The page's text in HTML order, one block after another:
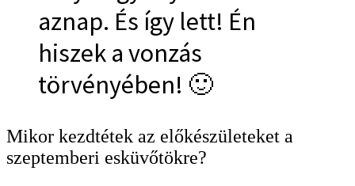
aznap. És így lett! Én
hiszek a vonzás
törvényében! 🙂
Mikor kezdtétek az előkészületeket a
szeptemberi esküvőtökre?